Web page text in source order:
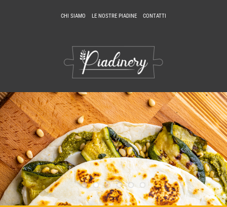
CHI SIAMO LE NOSTRE PIADINE CONTATTI